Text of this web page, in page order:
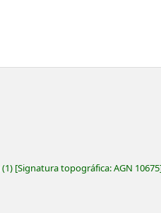
(1) Signatura topográfica:AGN 10675